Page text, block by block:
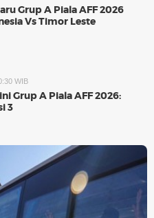
Grup A Piala AFF 2026
Vs Timor Leste
WIB
Grup A Piala AFF 2026:
3